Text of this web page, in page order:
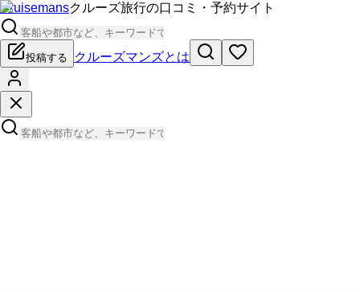
Cruisemansクルーズ旅行の口コミ・予約サイト
投稿する クルーズマンズとは